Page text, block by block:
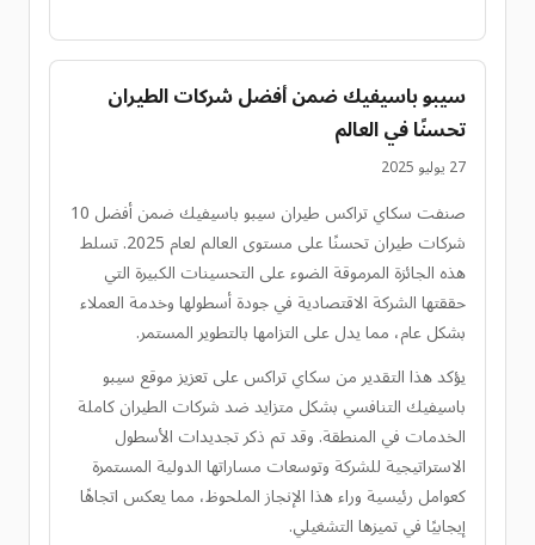
سيبو باسيفيك ضمن أفضل شركات الطيران
تحسنًا في العالم
27 يوليو 2025
صنفت سكاي تراكس طيران سيبو باسيفيك ضمن أفضل 10
شركات طيران تحسنًا على مستوى العالم لعام 2025. تسلط
هذه الجائزة المرموقة الضوء على التحسينات الكبيرة التي
حققتها الشركة الاقتصادية في جودة أسطولها وخدمة العملاء
بشكل عام، مما يدل على التزامها بالتطوير المستمر.
يؤكد هذا التقدير من سكاي تراكس على تعزيز موقع سيبو
باسيفيك التنافسي بشكل متزايد ضد شركات الطيران كاملة
الخدمات في المنطقة. وقد تم ذكر تجديدات الأسطول
الاستراتيجية للشركة وتوسعات مساراتها الدولية المستمرة
كعوامل رئيسية وراء هذا الإنجاز الملحوظ، مما يعكس اتجاهًا
إيجابيًا في تميزها التشغيلي.